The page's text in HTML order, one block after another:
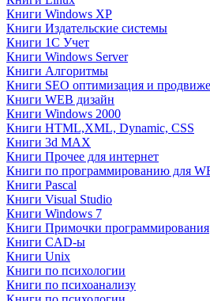
Книги Windows XP
Книги Издательские системы
Книги 1C Учет
Книги Windows Server
Книги Алгоритмы
Книги SEO оптимизация и
Книги WEB дизайн
Книги Windows 2000
Книги HTML,XML, Dynamic, CSS
Книги 3d MAX
Книги Прочее для интернет
Книги по программированию для
Книги Pascal
Книги Visual Studio
Книги Windows 7
Книги Примочки программирования
Книги CAD-ы
Книги Unix
Книги по психологии
Книги по психоанализу